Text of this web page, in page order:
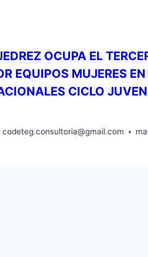
OCUPA EL
EQUIPOS MUJERES
CICLO
codeteg.consultoria@gmail.com